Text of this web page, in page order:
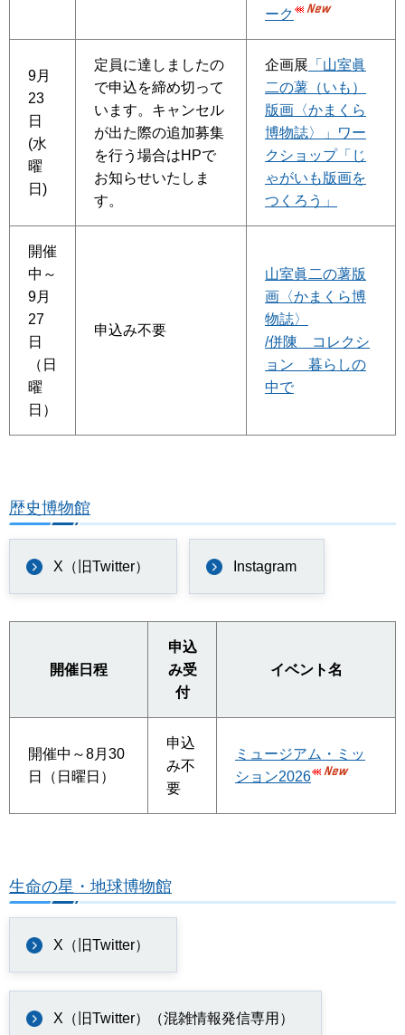
ーク
9月
23
日
(水
曜
日)
定員に達しましたの
で申込を締め切って
います。キャンセル
が出た際の追加募集
を行う場合はHPで
お知らせいたしま
す。
企画展 「山室眞
二の薯（いも）
版画〈かまくら
博物誌〉」ワー
クショップ「じ
ゃがいも版画を
つくろう」
開催
中～
9月
27
日
（日
曜
日）
申込み不要
山室眞二の薯版
画〈かまくら博
物誌〉
/併陳 コレクシ
ョン 暮らしの
中で
歴史博物館
X（旧Twitter） Instagram
開催日程
申込
み受
付
イベント名
開催中～8月30
日（日曜日）
申込
み不
要
ミュージアム・ミッ
ション2026
生命の星・地球博物館
X（旧Twitter）
X（旧Twitter）（混雑情報発信専用）